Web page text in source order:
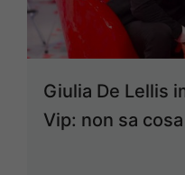
Giulia De Lellis
Vip: non sa